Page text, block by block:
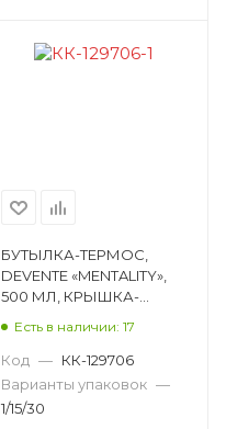
БУТЫЛКА-ТЕРМОС,
DEVENTE «MENTALITY»,
500 МЛ, КРЫШКА-
26,3Х7,6Х 8090302
Есть в наличии: 17
Код — КК-129706
Варианты упаковок —
1/15/30